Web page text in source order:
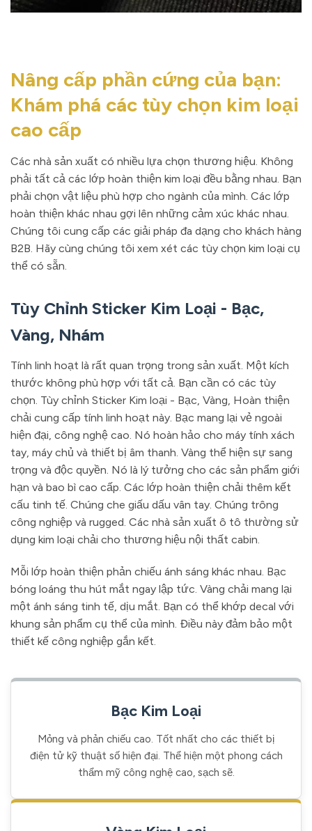
Nâng cấp phần cứng của bạn:
Khám phá các tùy chọn kim loại
cao cấp
Các nhà sản xuất có nhiều lựa chọn thương hiệu. Không
phải tất cả các lớp hoàn thiện kim loại đều bằng nhau. Bạn
phải chọn vật liệu phù hợp cho ngành của mình. Các lớp
hoàn thiện khác nhau gợi lên những cảm xúc khác nhau.
Chúng tôi cung cấp các giải pháp đa dạng cho khách hàng
B2B. Hãy cùng chúng tôi xem xét các tùy chọn kim loại cụ
thể có sẵn.
Tùy Chỉnh Sticker Kim Loại - Bạc,
Vàng, Nhám
Tính linh hoạt là rất quan trọng trong sản xuất. Một kích
thước không phù hợp với tất cả. Bạn cần có các tùy
chọn. Tùy chỉnh Sticker Kim loại - Bạc, Vàng, Hoàn thiện
chải cung cấp tính linh hoạt này. Bạc mang lại vẻ ngoài
hiện đại, công nghệ cao. Nó hoàn hảo cho máy tính xách
tay, máy chủ và thiết bị âm thanh. Vàng thể hiện sự sang
trọng và độc quyền. Nó là lý tưởng cho các sản phẩm giới
hạn và bao bì cao cấp. Các lớp hoàn thiện chải thêm kết
cấu tinh tế. Chúng che giấu dấu vân tay. Chúng trông
công nghiệp và rugged. Các nhà sản xuất ô tô thường sử
dụng kim loại chải cho thương hiệu nội thất cabin.
Mỗi lớp hoàn thiện phản chiếu ánh sáng khác nhau. Bạc
bóng loáng thu hút mắt ngay lập tức. Vàng chải mang lại
một ánh sáng tinh tế, dịu mắt. Bạn có thể khớp decal với
khung sản phẩm cụ thể của mình. Điều này đảm bảo một
thiết kế công nghiệp gắn kết.
Bạc Kim Loại
Mỏng và phản chiếu cao. Tốt nhất cho các thiết bị
điện tử kỹ thuật số hiện đại. Thể hiện một phong cách
thẩm mỹ công nghệ cao, sạch sẽ.